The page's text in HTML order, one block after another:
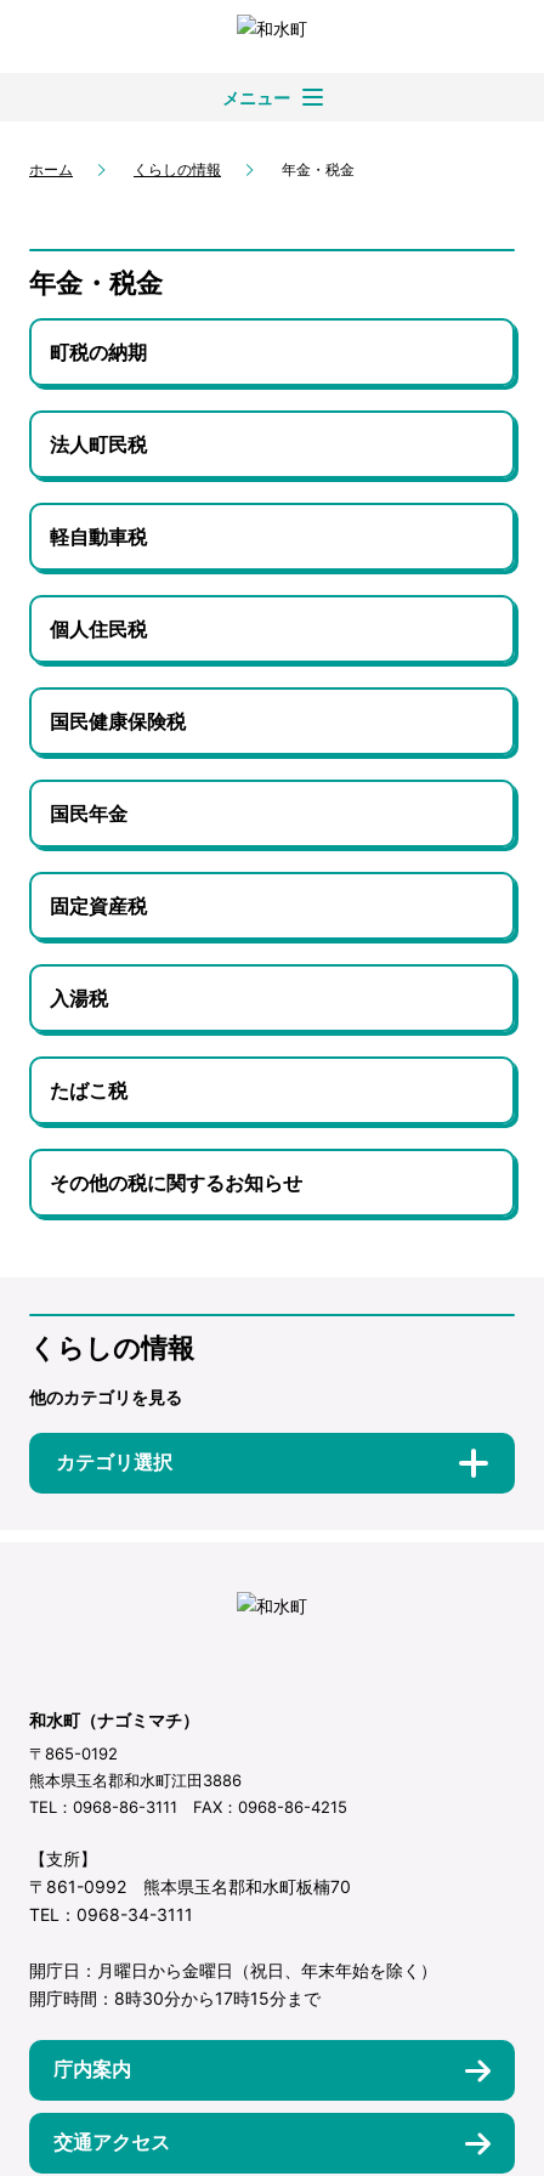
メニュー
ホーム くらしの情報 年金・税金
年金・税金
町税の納期
法人町民税
軽自動車税
個人住民税
国民健康保険税
国民年金
固定資産税
入湯税
たばこ税
その他の税に関するお知らせ
くらしの情報
他のカテゴリを見る
カテゴリ選択
和水町（ナゴミマチ）
〒865-0192
熊本県玉名郡和水町江田3886
TEL：0968-86-3111 FAX：0968-86-4215
【支所】
〒861-0992 熊本県玉名郡和水町板楠70
TEL：0968-34-3111
開庁日：月曜日から金曜日（祝日、年末年始を除く）
開庁時間：8時30分から17時15分まで
庁内案内
交通アクセス